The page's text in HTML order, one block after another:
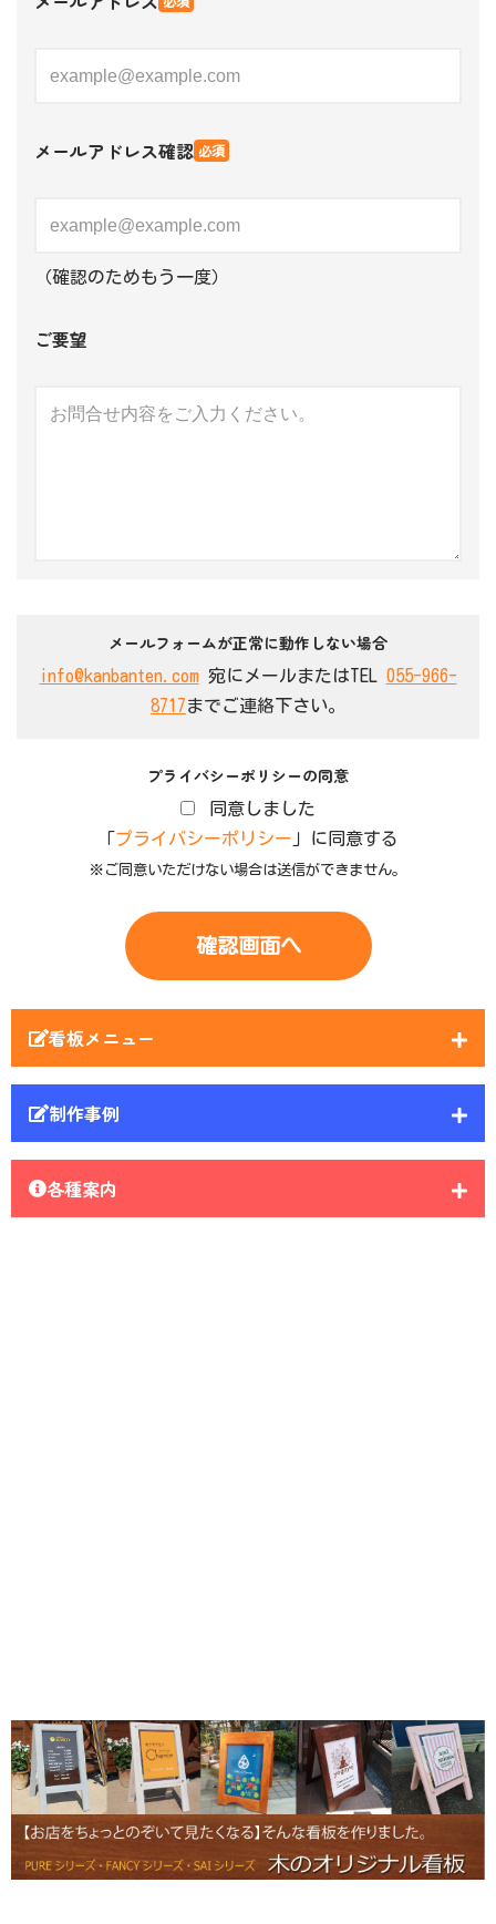
看板メニュー
制作事例
各種案内
メールアドレス確認 必須
（確認のためもう一度）
ご要望
メールフォームが正常に動作しない場合
info@kanbanten.com宛にメールまたはTEL 055-966-
8717までご連絡下さい。
プライバシーポリシーの同意
同意しました
「プライバシーポリシー 」に同意する
※ご同意いただけない場合は送信ができません。